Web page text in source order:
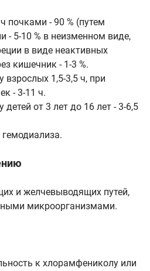
почками - 90 % (путем
- 5-10 % в неизменном виде,
в виде неактивных
кишечник - 1-3 %.
взрослых 1,5-3,5 ч, при
- 3-11 ч.
от 3 лет до 16 лет - 3-6,5
и желчевыводящих путей,
микроорганизмами.
к хлорамфениколу или